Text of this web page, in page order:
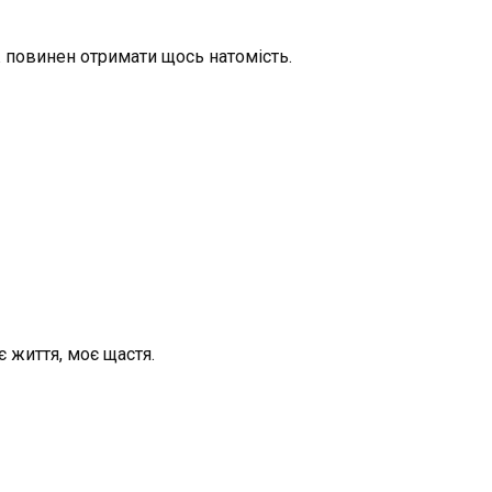
отримати щось натомість.
життя, моє щастя.